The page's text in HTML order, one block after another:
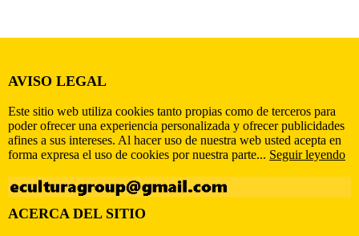
AVISO LEGAL
Este sitio web utiliza cookies tanto propias como de terceros para
poder ofrecer una experiencia personalizada y ofrecer publicidades
afines a sus intereses. Al hacer uso de nuestra web usted acepta en
forma expresa el uso de cookies por nuestra parte... Seguir leyendo
ACERCA DEL SITIO